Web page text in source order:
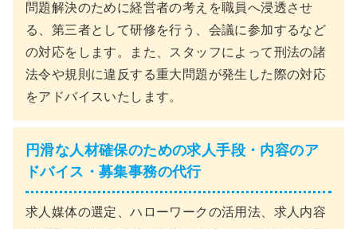
問題解決のために経営者の考えを職員へ浸透させ
る、第三者として研修を行う、会議に参加するなど
の対応をします。また、スタッフによって刑法の諸
法令や規則に違反する重大問題が発生した際の対応
をアドバイスいたします。
円滑な人材確保のための求人手段・内容のア
ドバイス・募集事務の代行
求人媒体の選定、ハローワークの活用法、求人内容